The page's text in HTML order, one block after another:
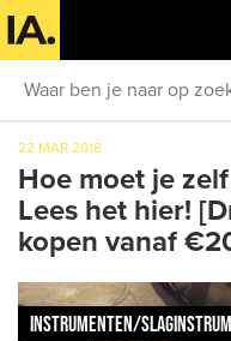
22 MAR 2018
Hoe moet je
Lees het hier!
kopen vanaf
INSTRUMENTEN/